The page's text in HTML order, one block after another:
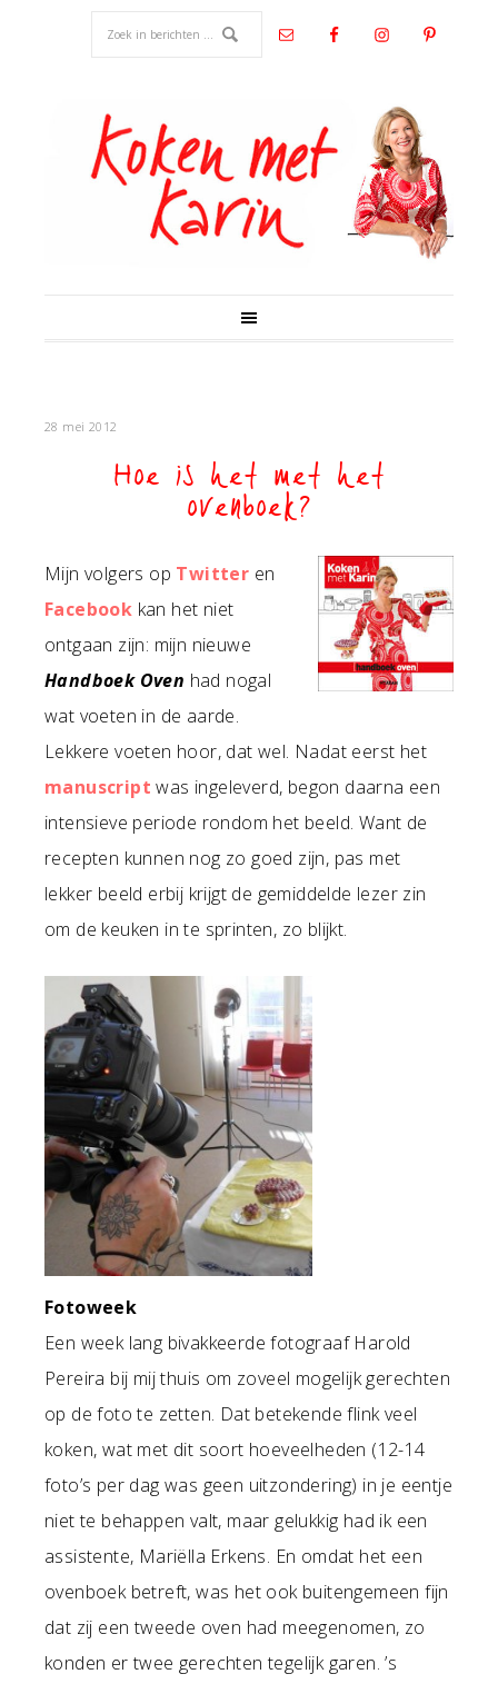
28 mei 2012
Hoe is het met het
ovenboek?
Mijn volgers op Twitter en
Facebook kan het niet
ontgaan zijn: mijn nieuwe
Handboek Oven had nogal
wat voeten in de aarde.
Lekkere voeten hoor, dat wel. Nadat eerst het
manuscript was ingeleverd, begon daarna een
intensieve periode rondom het beeld. Want de
recepten kunnen nog zo goed zijn, pas met
lekker beeld erbij krijgt de gemiddelde lezer zin
om de keuken in te sprinten, zo blijkt.
Fotoweek
Een week lang bivakkeerde fotograaf Harold
Pereira bij mij thuis om zoveel mogelijk gerechten
op de foto te zetten. Dat betekende flink veel
koken, wat met dit soort hoeveelheden (12-14
foto’s per dag was geen uitzondering) in je eentje
niet te behappen valt, maar gelukkig had ik een
assistente, Mariëlla Erkens. En omdat het een
ovenboek betreft, was het ook buitengemeen fijn
dat zij een tweede oven had meegenomen, zo
konden er twee gerechten tegelijk garen. ’s